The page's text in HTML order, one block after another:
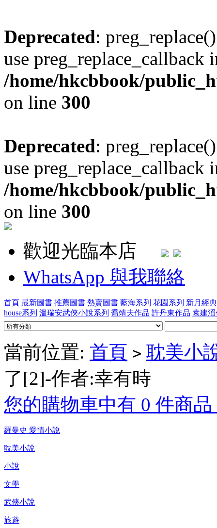
Deprecated:
use preg_replace_callback
/home/hkcbbook/
on line 300
Deprecated:
use preg_replace_callback
/home/hkcbbook/
on line 300
歡迎光臨本店
WhatsApp 與我聯絡
首頁 最新圖書 推薦圖書 熱賣圖書 藍海系列 花園系列 新月經
house系列 溫瑞安武俠小說系列 喬靖夫作品 許丹東作品 袁建
當前位置: 首頁 > 耽美小
了[2]-作者:幸有時
您的購物車中有 0 件商
羅曼史 愛情小說
耽美小說
小說
文學
武俠小說
旅遊